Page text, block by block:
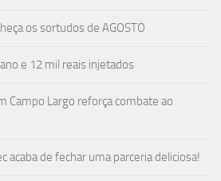
os sortudos de AGOSTO
ano e 12 mil reais injetados
Campo Largo reforça combate ao
acaba de fechar uma parceria deliciosa!